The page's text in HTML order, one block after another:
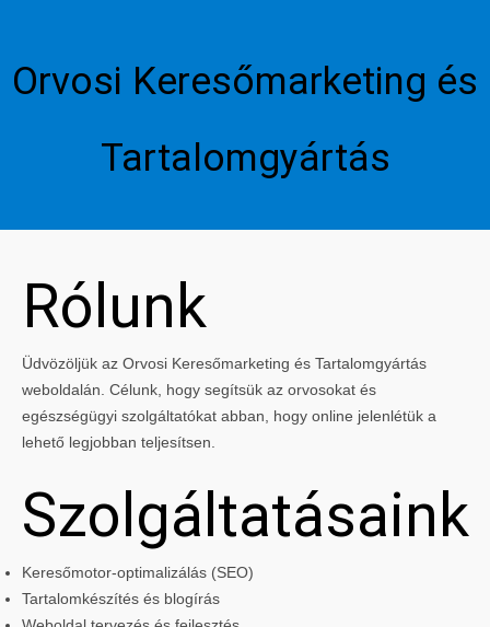
Orvosi Keresőmarketing és
Tartalomgyártás
Rólunk
Üdvözöljük az Orvosi Keresőmarketing és Tartalomgyártás
weboldalán. Célunk, hogy segítsük az orvosokat és
egészségügyi szolgáltatókat abban, hogy online jelenlétük a
lehető legjobban teljesítsen.
Szolgáltatásaink
Keresőmotor-optimalizálás (SEO)
Tartalomkészítés és blogírás